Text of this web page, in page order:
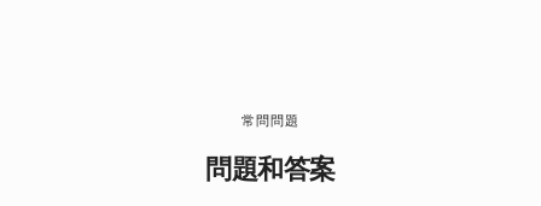
常問問題
問題和答案